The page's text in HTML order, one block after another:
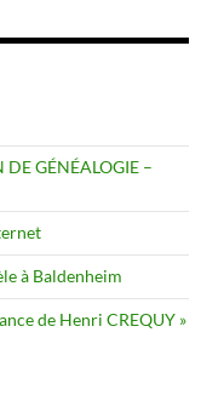
DE GÉNÉALOGIE –
à Baldenheim
de Henri CREQUY »